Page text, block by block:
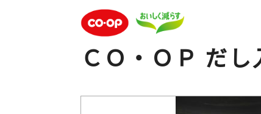
ＣＯ・ＯＰ だ